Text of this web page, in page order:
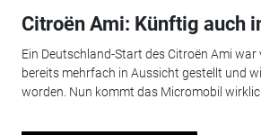
Citroën Ami: Künftig auch
Ein Deutschland-Start des Citroën Ami war
bereits mehrfach in Aussicht gestellt und
worden. Nun kommt das Micromobil